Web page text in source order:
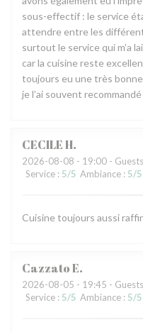
sous-effectif : le service
attendre entre les
surtout le service qui m’a
car la cuisine reste
toujours eu une très
je l’ai souvent
CECILEH
2026-08-08 - 19:00 -
Service : 5/5 Ambiance : 5/5
Cuisine toujours aussi
CazzatoE
2026-08-05 - 19:45 -
Service : 5/5 Ambiance : 5/5